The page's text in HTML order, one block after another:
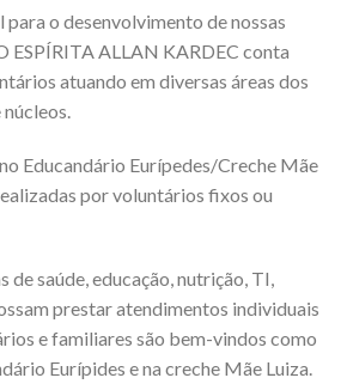
o desenvolvimento de nossas
ESPÍRITA ALLAN KARDEC conta
atuando em diversas áreas dos
Educandário Eurípedes/Creche Mãe
por voluntários fixos ou
de saúde, educação, nutrição, TI,
prestar atendimentos individuais
e familiares são bem-vindos como
Eurípides e na creche Mãe Luiza.